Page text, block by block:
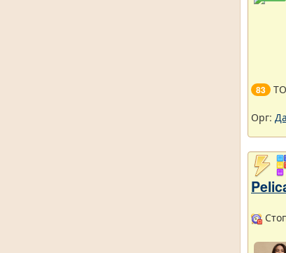
83
Орг: